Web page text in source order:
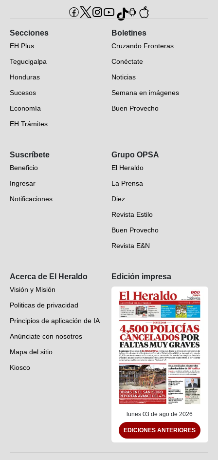
Secciones
EH Plus
Tegucigalpa
Honduras
Sucesos
Economía
EH Trámites
EH Verifica
Fotogalerías
Deportes
Videos
Boletines
Cruzando Fronteras
Conéctate
Noticias
Semana en imágenes
Buen Provecho
Suscríbete
Beneficio
Ingresar
Notificaciones
Grupo OPSA
El Heraldo
La Prensa
Diez
Revista Estilo
Buen Provecho
Revista E&N
Acerca de El Heraldo
Visión y Misión
Politicas de privacidad
Principios de aplicación de IA
Anúnciate con nosotros
Mapa del sitio
Kiosco
Edición impresa
lunes 03 de ago de 2026
EDICIONES ANTERIORES